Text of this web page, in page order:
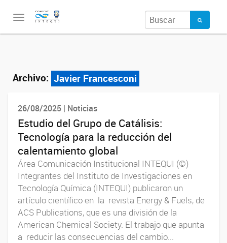
Toggle
Archivo: Javier Francesconi
26/08/2025 | Noticias
Estudio del Grupo de Catálisis:
Tecnología para la reducción del
calentamiento global
Área Comunicación Institucional INTEQUI (©)
Integrantes del Instituto de Investigaciones en
Tecnología Química (INTEQUI) publicaron un
artículo científico en la revista Energy & Fuels, de
ACS Publications, que es una división de la
American Chemical Society. El trabajo que apunta
a reducir las consecuencias del cambio...